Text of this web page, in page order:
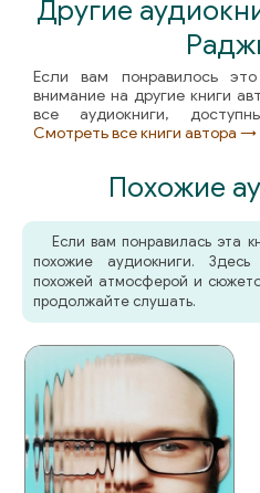
Другие
Если вам понравилось
внимание на другие книги
все аудиокниги,
Смотреть все книги автора →
Похожие
Если вам понравилась эта
похожие аудиокниги.
похожей атмосферой и
продолжайте слушать.